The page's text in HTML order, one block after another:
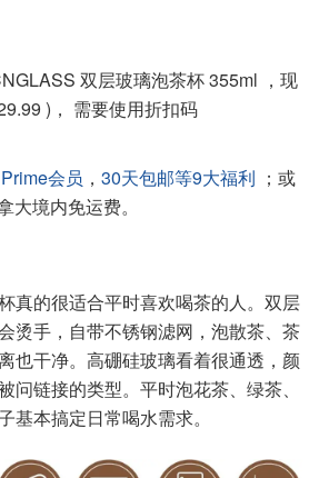
双层玻璃泡茶杯 355ml ，现
)， 需要使用折扣码
会员 ， 30天包邮等9大福利 ；或
境内免运费。
真的很适合平时喜欢喝茶的人。双层
烫手，自带不锈钢滤网，泡散茶、茶
也干净。高硼硅玻璃看着很通透，颜
问链接的类型。平时泡花茶、绿茶、
基本搞定日常喝水需求。